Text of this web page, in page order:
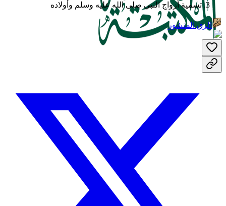
تسمية أزواج النبي صلى الله عليه وسلم وأولاده
الرق المنشور